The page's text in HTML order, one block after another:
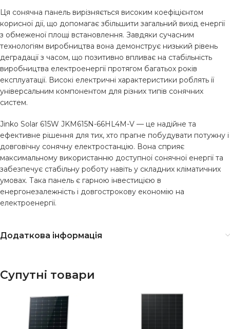
Ця сонячна панель вирізняється високим коефіцієнтом
корисної дії, що допомагає збільшити загальний вихід енергії
з обмеженої площі встановлення. Завдяки сучасним
технологіям виробництва вона демонструє низький рівень
деградації з часом, що позитивно впливає на стабільність
виробництва електроенергії протягом багатьох років
експлуатації. Високі електричні характеристики роблять її
універсальним компонентом для різних типів сонячних
систем.
Jinko Solar 615W JKM615N-66HL4M-V — це надійне та
ефективне рішення для тих, хто прагне побудувати потужну і
довговічну сонячну електростанцію. Вона сприяє
максимальному використанню доступної сонячної енергії та
забезпечує стабільну роботу навіть у складних кліматичних
умовах. Така панель є гарною інвестицією в
енергонезалежність і довгострокову економію на
електроенергії.
Додаткова інформація
Супутні товари